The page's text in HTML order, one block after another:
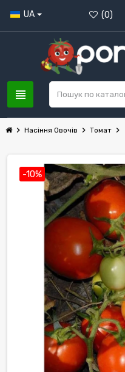
UA (0)
view_headline
chevron_right Насіння Овочів chevron_right Томат chevron_right
-10%